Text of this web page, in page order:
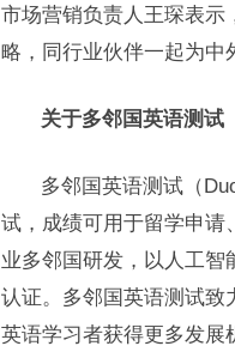
市场营销负责人王琛表示
略，同行业伙伴一起为中
关于多邻国英语测试
多邻国英语测试（
试，成绩可用于留学申请
业多邻国研发，以人工智
认证。多邻国英语测试致
英语学习者获得更多发展